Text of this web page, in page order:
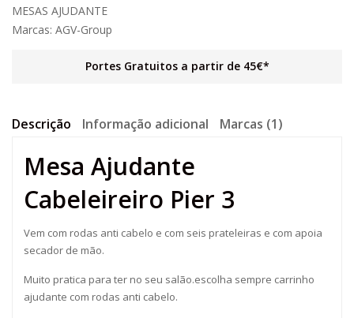
MESAS AJUDANTE
Marcas: AGV-Group
Portes Gratuitos a partir de 45€*
Descrição Informação adicional Marcas (1)
Mesa Ajudante
Cabeleireiro Pier 3
Vem com rodas anti cabelo e com seis prateleiras e com apoia
secador de mão.
Muito pratica para ter no seu salão.escolha sempre carrinho
ajudante com rodas anti cabelo.